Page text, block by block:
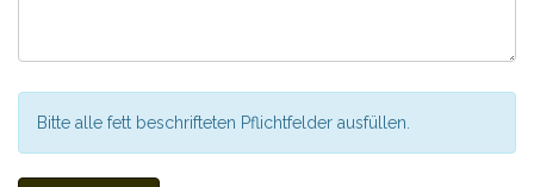
Bitte alle fett beschrifteten Pflichtfelder ausfüllen.